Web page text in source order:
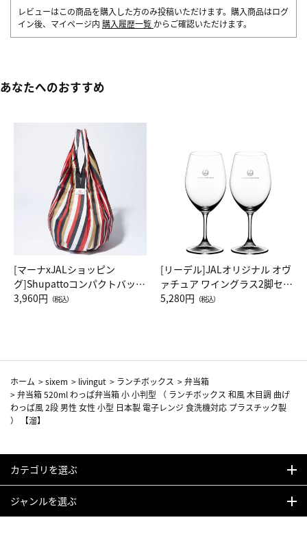
レビューはこの商品を購入した方のみ投稿いただけます。購入商品はログ
イン後、マイページ内 購入履歴一覧 からご確認いただけます。
あなたへのおすすめ
[マーナxJALショッピン
グ]Shupattoコンパクトバッグ
Drop JAL客室乗務員（LC）ス
3,960円 （税込）
[リーデル]JALオリジナル オヴ
ァチュア ワイングラス2脚セッ
ト（レッドワイン）
5,280円 （税込）
ホーム >sixem > livingut > ランチボックス >弁当箱
>弁当箱 520ml わっぱ弁当箱 小 小判型 （ ランチボックス 和風 木目調 曲げ
わっぱ風 2段 男性 女性 小型 日本製 電子レンジ 食洗機対応 プラスチック製
） 【溜】
カテゴリを選ぶ
ジャンルを選ぶ